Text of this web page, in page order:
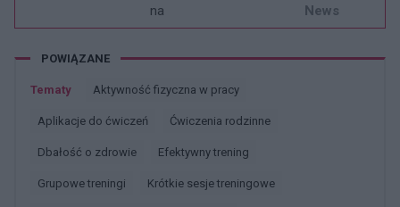
na
News
POWIĄZANE
Tematy Aktywność fizyczna w pracy
Aplikacje do ćwiczeń ćwiczenia rodzinne
Dbałość o zdrowie Efektywny trening
Grupowe treningi Krótkie sesje treningowe